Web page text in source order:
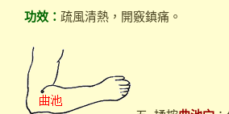
功效： 疏風清熱，開竅鎮痛。